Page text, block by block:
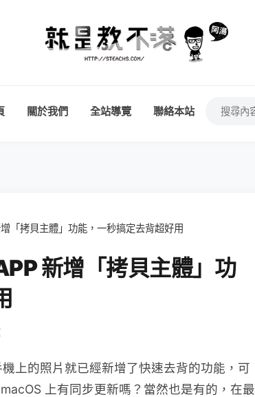
關於我們 全站導覽 聯絡本站
「拷貝主體」功能，一秒搞定去背超好用
新增「拷貝主體」功
上的照片就已經新增了快速去背的功能，可
上有同步更新嗎？當然也是有的，在最